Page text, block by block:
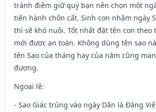
tránh điềm giữ quý bạn nên chọn một
tiến hành chôn cất. Sinh con nhằm ngày
thì sẽ khó nuôi. Tốt nhất đặt tên con theo
mới được an toàn. Không dùng tên sao
tên Sao của tháng hay của năm cũng
đương.
Ngoại lệ:
- Sao Giác trúng vào ngày Dần là Đăng